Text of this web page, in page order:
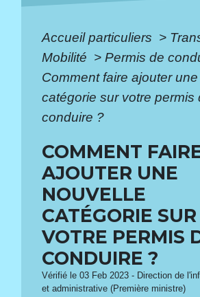
Accueil particuliers >
Mobilité > Permis de
Comment faire ajouter
catégorie sur votre permis
conduire ?
COMMENT
AJOUTER UNE
NOUVELLE
CATÉGORIE SUR
VOTRE PERMIS
CONDUIRE ?
Vérifié le 03 Feb 2023 - Direction de
et administrative (Première ministre)